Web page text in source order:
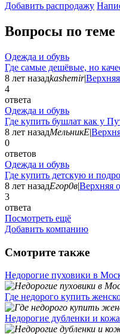
Добавить раcпродажу
Вопросы по теме
Одежда и обувь
Где самые дешёвые, но
8 лет назадkashemir|
4
ответа
Одежда и обувь
Где купить бушлат как у
8 лет назадМельникЕ|
0
ответов
Одежда и обувь
Где купить детскую и
8 лет назадЕгор0в|Верхняя
3
ответа
Посмотреть ещё
Добавить компанию
Смотрите также
Недорогие пуховики в
Где недорого купить
Недорогие дубленки и